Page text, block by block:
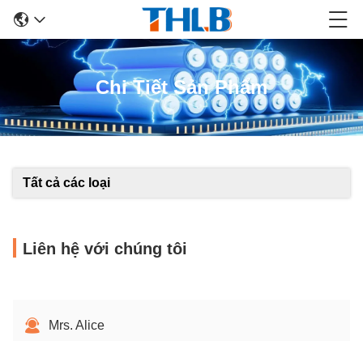
Chi Tiết Sản Phẩm
Tất cả các loại
Liên hệ với chúng tôi
Mrs. Alice